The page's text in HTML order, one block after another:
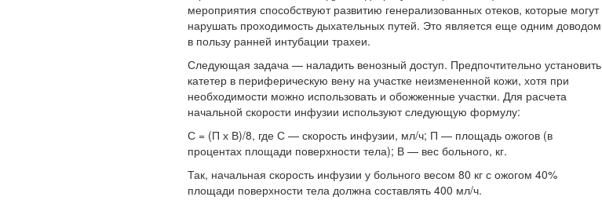
мероприятия способствуют разви­тию генерализованных отеков, которые могут
нарушать проходимость дыхательных путей. Это является еще одним доводом
в пользу ранней интубации трахеи.
Следующая задача — наладить венозный доступ. Предпочтительно установить
катетер в периферическую вену на участке неизмененной кожи, хотя при
необходимости можно использовать и обожженные участки. Для расчета
начальной скорости инфузии используют сле­дующую формулу:
С = (П х В)/8, где С — скорость инфузии, мл/ч; П — площадь ожогов (в
процентах площади поверхности тела); В — вес больного, кг.
Так, начальная скорость инфузии у больного весом 80 кг с ожогом 40%
площади поверхности тела должна составлять 400 мл/ч.